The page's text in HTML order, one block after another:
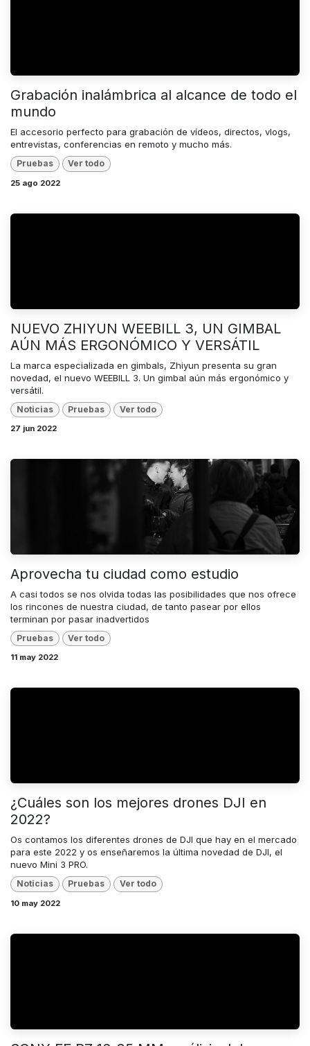
Grabación inalámbrica al alcance de todo el
mundo
El accesorio perfecto para grabación de vídeos, directos, vlogs,
entrevistas, conferencias en remoto y mucho más.
Pruebas Ver todo
25 ago 2022
NUEVO ZHIYUN WEEBILL 3, UN GIMBAL
AÚN MÁS ERGONÓMICO Y VERSÁTIL
La marca especializada en gimbals, Zhiyun presenta su gran
novedad, el nuevo WEEBILL 3. Un gimbal aún más ergonómico y
versátil.
Noticias Pruebas Ver todo
27 jun 2022
Aprovecha tu ciudad como estudio
A casi todos se nos olvida todas las posibilidades que nos ofrece
los rincones de nuestra ciudad, de tanto pasear por ellos
terminan por pasar inadvertidos
Pruebas Ver todo
11 may 2022
¿Cuáles son los mejores drones DJI en
2022?
Os contamos los diferentes drones de DJI que hay en el mercado
para este 2022 y os enseñaremos la última novedad de DJI, el
nuevo Mini 3 PRO.
Noticias Pruebas Ver todo
10 may 2022